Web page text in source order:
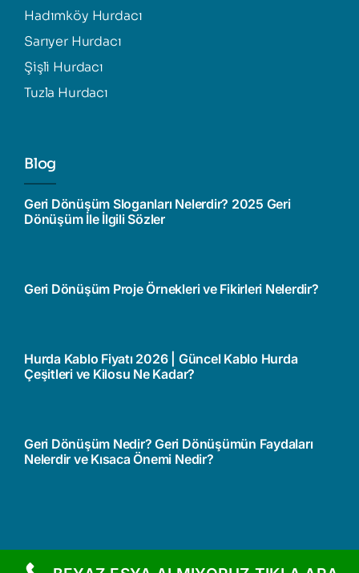
Hadımköy Hurdacı
Sarıyer Hurdacı
Şişli Hurdacı
Tuzla Hurdacı
Blog
Geri Dönüşüm Sloganları Nelerdir? 2025 Geri
Dönüşüm İle İlgili Sözler
Geri Dönüşüm Proje Örnekleri ve Fikirleri Nelerdir?
Hurda Kablo Fiyatı 2026 | Güncel Kablo Hurda
Çeşitleri ve Kilosu Ne Kadar?
Geri Dönüşüm Nedir? Geri Dönüşümün Faydaları
Nelerdir ve Kısaca Önemi Nedir?